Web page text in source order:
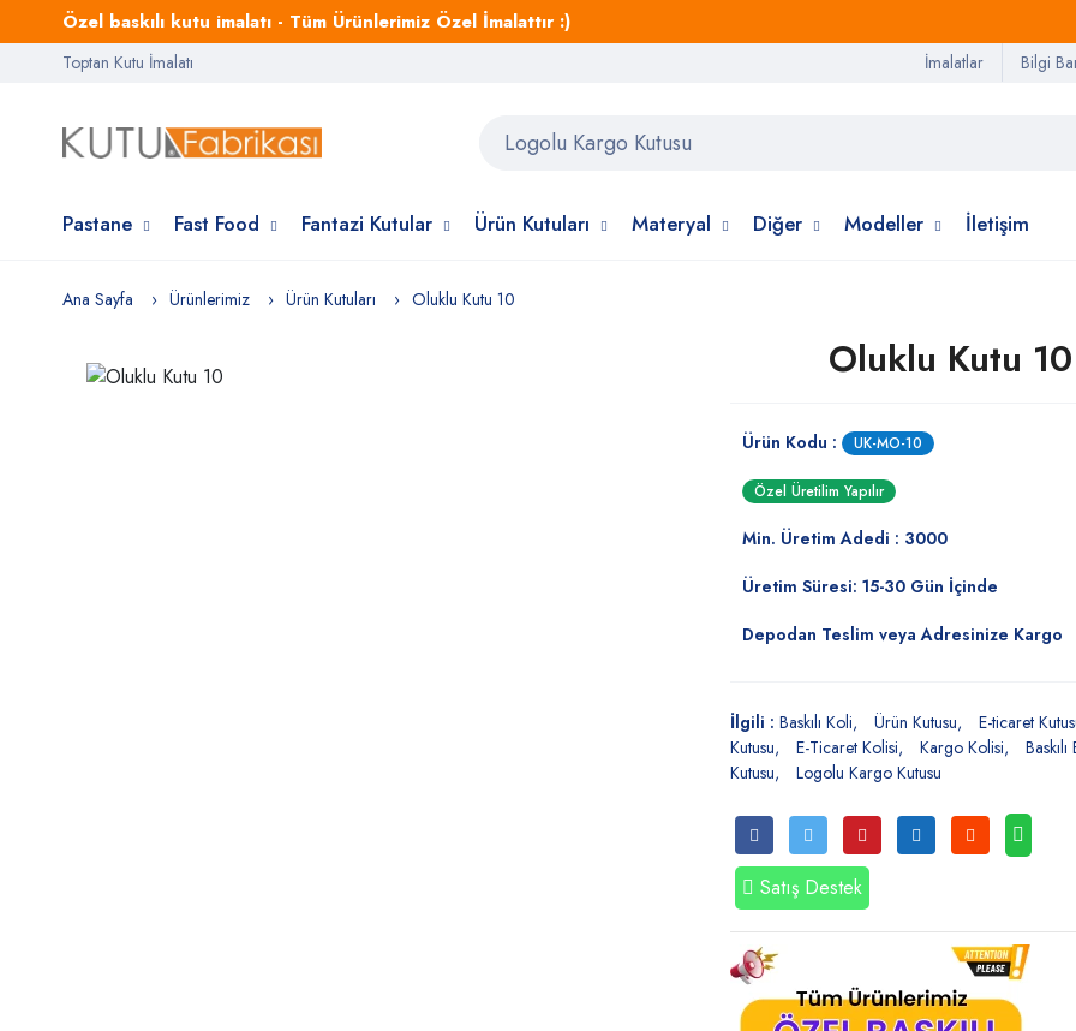
Özel baskılı kutu imalatı - Tüm Ürünlerimiz Özel İmalattır :)
Toptan Kutu İmalatı İmalatlar Bilgi
Pastane Fast Food Fantazi Kutular Ürün Kutuları Materyal Diğer Modeller İletişim
Ana Sayfa Ürünlerimiz Ürün Kutuları Oluklu Kutu 10
Oluklu Kutu 10
Ürün Kodu : UK-MO-10
Özel Üretilim Yapılır
Min. Üretim Adedi : 3000
Üretim Süresi: 15-30 Gün İçinde
Depodan Teslim veya Adresinize Kargo
İlgili : Baskılı Koli Ürün Kutusu E-ticaret
Kutusu
E-Ticaret Kolisi Kargo Kolisi
Kutusu
Logolu Kargo Kutusu
Satış Destek